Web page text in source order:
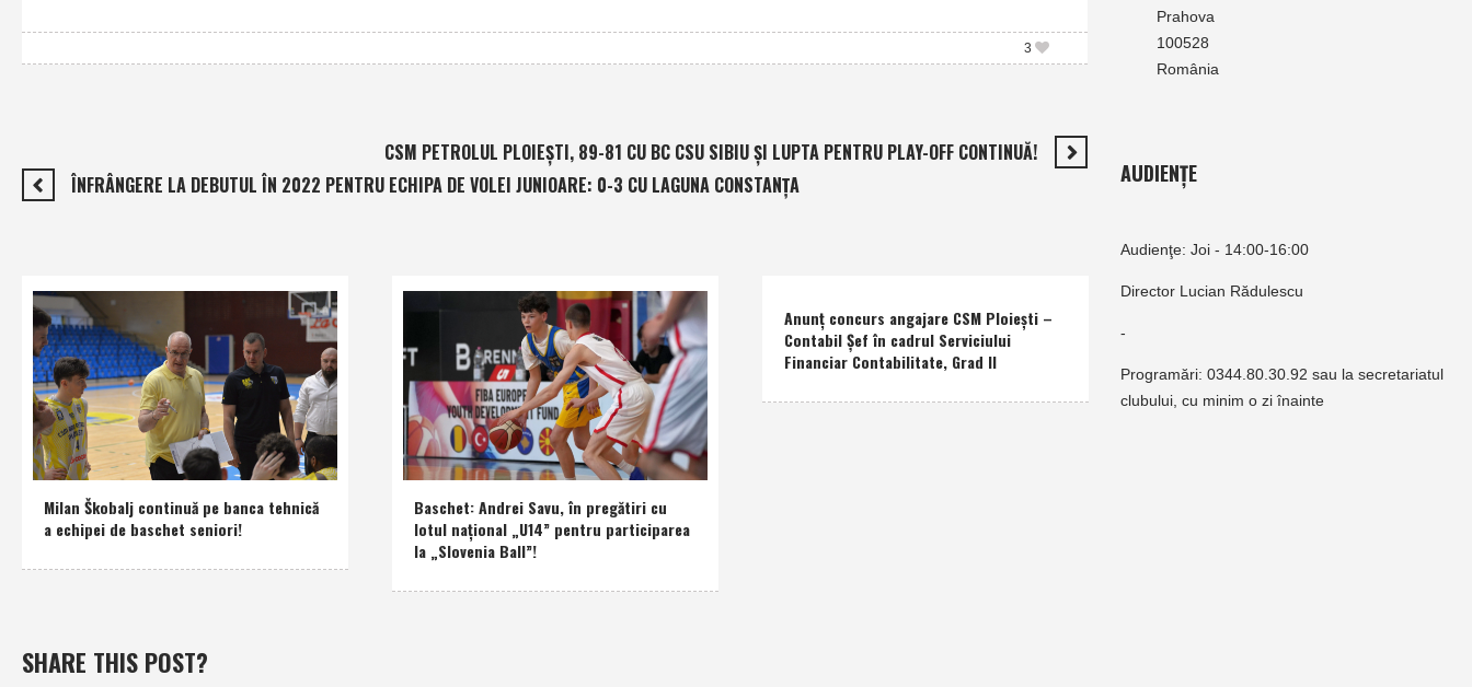
3
CSM PETROLUL PLOIEŞTI, 89-81 CU BC CSU SIBIU ŞI LUPTA PENTRU PLAY-OFF CONTINUĂ!
ÎNFRÂNGERE LA DEBUTUL ÎN 2022 PENTRU ECHIPA DE VOLEI JUNIOARE: 0-3 CU LAGUNA CONSTANŢA
Milan Škobalj continuă pe banca tehnică
a echipei de baschet seniori!
Baschet: Andrei Savu, în pregătiri cu
lotul naţional „U14” pentru participarea
la „Slovenia Ball”!
Anunţ concurs angajare CSM Ploieşti –
Contabil Şef în cadrul Serviciului
Financiar Contabilitate, Grad II
SHARE THIS POST?
Prahova
100528
România
AUDIENȚE
Audienţe: Joi - 14:00-16:00
Director Lucian Rădulescu
-
Programări: 0344.80.30.92 sau la secretariatul
clubului, cu minim o zi înainte